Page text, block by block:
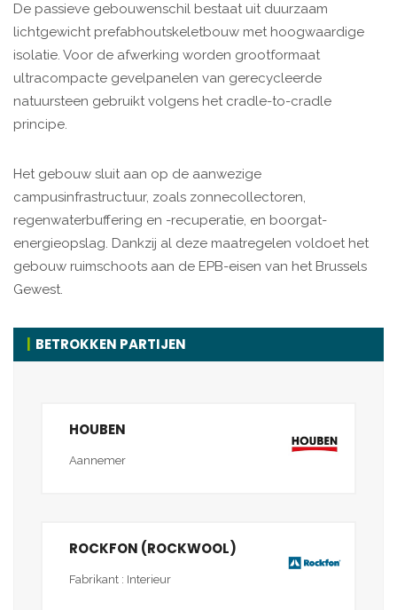
De passieve gebouwenschil bestaat uit duurzaam
lichtgewicht prefabhoutskeletbouw met hoogwaardige
isolatie. Voor de afwerking worden grootformaat
ultracompacte gevelpanelen van gerecycleerde
natuursteen gebruikt volgens het cradle-to-cradle
principe.
Het gebouw sluit aan op de aanwezige
campusinfrastructuur, zoals zonnecollectoren,
regenwaterbuffering en -recuperatie, en boorgat-
energieopslag. Dankzij al deze maatregelen voldoet het
gebouw ruimschoots aan de EPB-eisen van het Brussels
Gewest.
BETROKKEN PARTIJEN
HOUBEN
Aannemer
ROCKFON (ROCKWOOL)
Fabrikant : Interieur